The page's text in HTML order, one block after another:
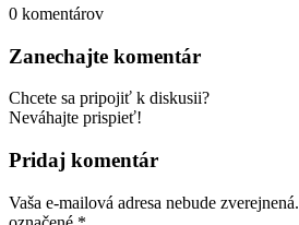
0 komentárov
Zanechajte komentár
Chcete sa pripojiť k diskusii?
Neváhajte prispieť!
Pridaj komentár
Vaša e-mailová adresa nebude zverejnená.